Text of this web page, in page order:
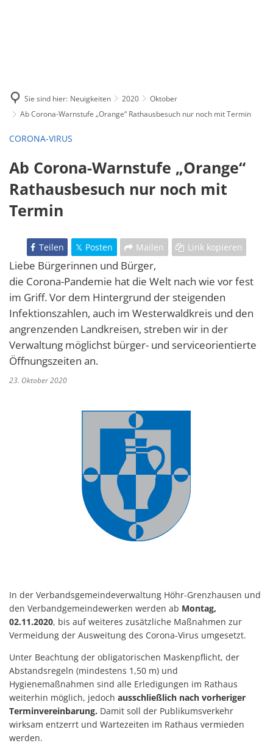
Sie sind hier: Neuigkeiten 2020
Oktober
Ab Corona-Warnstufe „Orange“ Rathausbesuch nur noch mit Termin
CORONA-VIRUS
Ab Corona-Warnstufe „Orange“
Rathausbesuch nur noch mit
Termin
Teilen Posten Mailen Link kopieren
Liebe Bürgerinnen und Bürger,
die Corona-Pandemie hat die Welt nach wie vor fest
im Griff. Vor dem Hintergrund der steigenden
Infektionszahlen, auch im Westerwaldkreis und den
angrenzenden Landkreisen, streben wir in der
Verwaltung möglichst bürger- und serviceorientierte
Öffnungszeiten an.
23. Oktober 2020
In der Verbandsgemeindeverwaltung Höhr-Grenzhausen und
den Verbandgemeindewerken werden ab Montag,
02.11.2020, bis auf weiteres zusätzliche Maßnahmen zur
Vermeidung der Ausweitung des Corona-Virus umgesetzt.
Unter Beachtung der obligatorischen Maskenpflicht, der
Abstandsregeln (mindestens 1,50 m) und
Hygienemaßnahmen sind alle Erledigungen im Rathaus
weiterhin möglich, jedoch ausschließlich nach vorheriger
Terminvereinbarung. Damit soll der Publikumsverkehr
wirksam entzerrt und Wartezeiten im Rathaus vermieden
werden.